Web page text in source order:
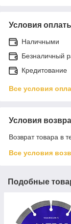
Условия
Наличными
Безналичный
Кредитование
Все условия
Условия
Возврат товара в
Все условия
Подобные